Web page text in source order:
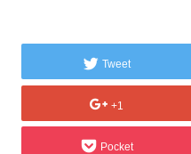
Tweet
+1
Pocket